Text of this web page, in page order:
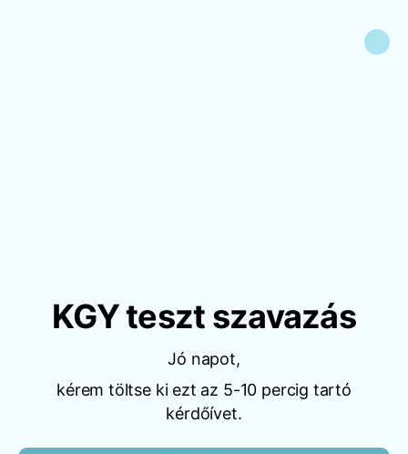
KGY teszt szavazás
Jó napot,
kérem töltse ki ezt az 5-10 percig tartó
kérdőívet.